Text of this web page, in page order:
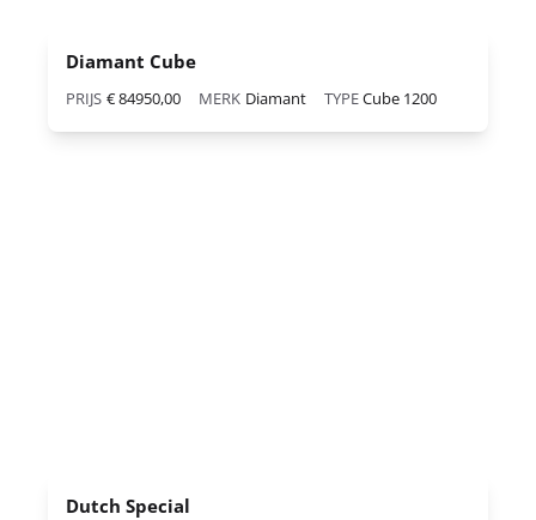
Diamant Cube
PRIJS € 84950,00 MERK Diamant TYPE Cube 1200
Dutch Special